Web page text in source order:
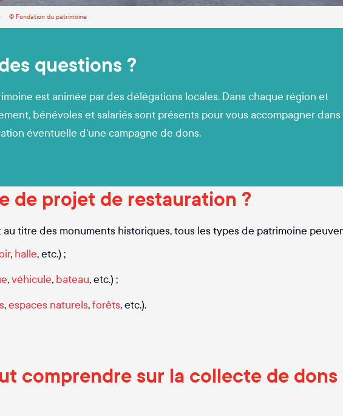
© Fondation du patrimoine
questions ?
est animée par des délégations locales. Dans chaque région et
bénévoles et salariés sont présents pour vous accompagner dans
éventuelle d'une campagne de dons.
de projet de restauration ?
au titre des monuments historiques, tous les types de patrimoine
, halle, etc.) ;
,véhicule, bateau, etc.) ;
,espaces naturels,forêts, etc.).
comprendre sur la collecte de dons